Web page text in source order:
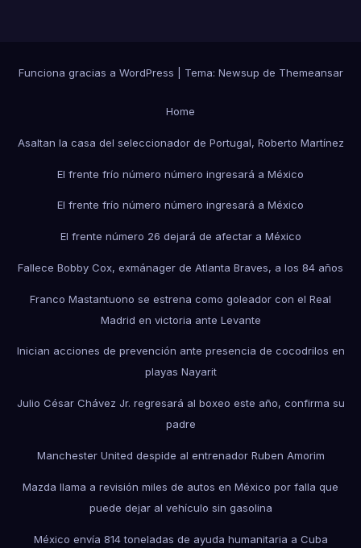
Funciona gracias a WordPress Tema: Newsup de Themeansar
Home
Asaltan la casa del seleccionador de Portugal, Roberto Martínez
El frente frío número número ingresará a México
El frente frío número número ingresará a México
El frente número 26 dejará de afectar a México
Fallece Bobby Cox, exmánager de Atlanta Braves, a los 84 años
Franco Mastantuono se estrena como goleador con el Real
Madrid en victoria ante Levante
Inician acciones de prevención ante presencia de cocodrilos en
playas Nayarit
Julio César Chávez Jr. regresará al boxeo este año, confirma su
padre
Manchester United despide al entrenador Ruben Amorim
Mazda llama a revisión miles de autos en México por falla que
puede dejar al vehículo sin gasolina
México envía 814 toneladas de ayuda humanitaria a Cuba